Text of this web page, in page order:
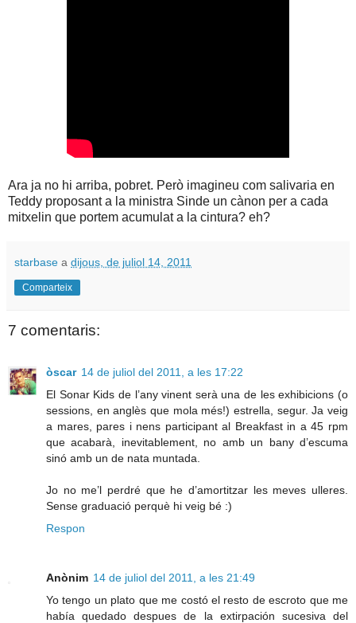
Ara ja no hi arriba, pobret. Però imagineu com salivaria en
Teddy proposant a la ministra Sinde un cànon per a cada
mitxelin que portem acumulat a la cintura? eh?
starbase a dijous, de juliol 14, 2011
Comparteix
7 comentaris:
òscar 14 de juliol del 2011, a les 17:22
El Sonar Kids de l’any vinent serà una de les exhibicions (o
sessions, en anglès que mola més!) estrella, segur. Ja veig
a mares, pares i nens participant al Breakfast in a 45 rpm
que acabarà, inevitablement, no amb un bany d’escuma
sinó amb un de nata muntada.
Jo no me’l perdré que he d’amortitzar les meves ulleres.
Sense graduació perquè hi veig bé :)
Respon
Anònim 14 de juliol del 2011, a les 21:49
Yo tengo un plato que me costó el resto de escroto que me
había quedado despues de la extirpación sucesiva del